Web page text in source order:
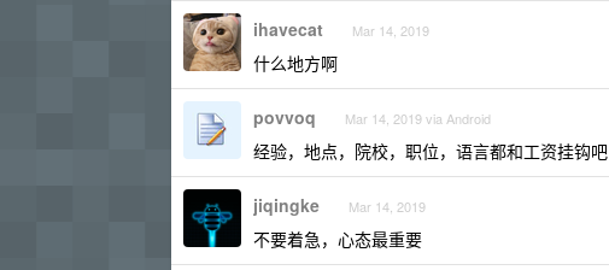
ihavecat Mar 14, 2019
什么地方啊
povvoq Mar 14, 2019 via Android
经验，地点，院校，职位，语言都和工资挂钩吧
jiqingke Mar 14, 2019
不要着急，心态最重要